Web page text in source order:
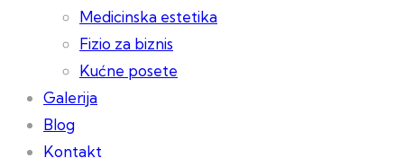
Medicinska estetika
Fizio za biznis
Kućne posete
Galerija
Blog
Kontakt